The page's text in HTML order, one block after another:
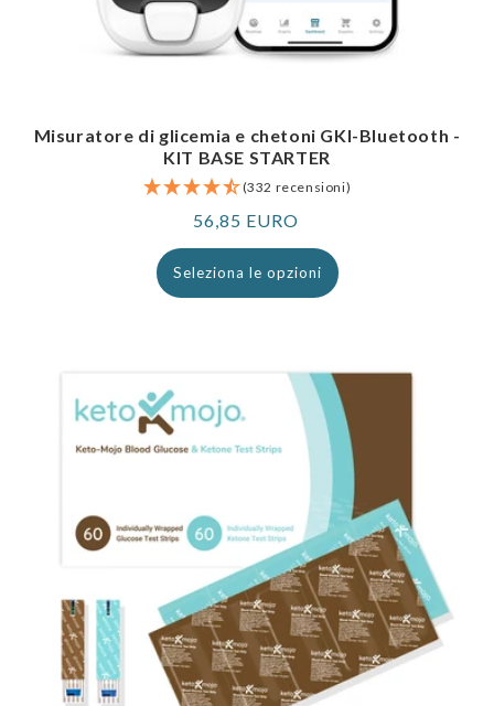
Misuratore di glicemia e chetoni GKI-Bluetooth -
KIT BASE STARTER
(332 recensioni)
Prezzo
normale
56,85 EURO
Seleziona le opzioni